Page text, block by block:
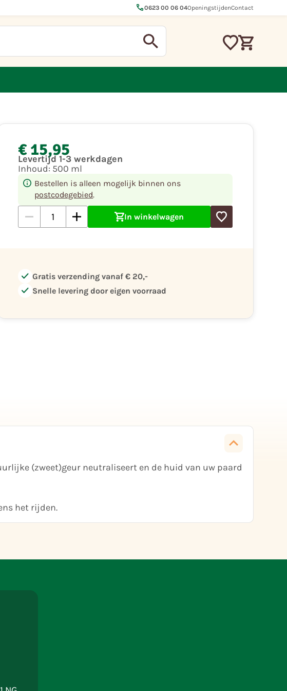
call0623 00 06 04OpeningstijdenContact
€ 15,95
Levertijd 1-3 werkdagen
Inhoud: 500 ml
Bestellen is alleen mogelijk binnen ons
postcodegebied.
In winkelwagen
check Gratis verzending vanaf € 20,-
check Snelle levering door eigen voorraad
(zweet)geur neutraliseert en de huid van uw paard
het rijden.